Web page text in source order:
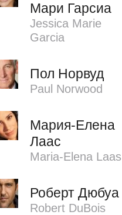
Мари Гарсиа
Jessica Marie
Garcia
Пол Норвуд
Paul Norwood
Мария-Елена
Лаас
Maria-Elena Laas
Роберт Дюбуа
Robert DuBois